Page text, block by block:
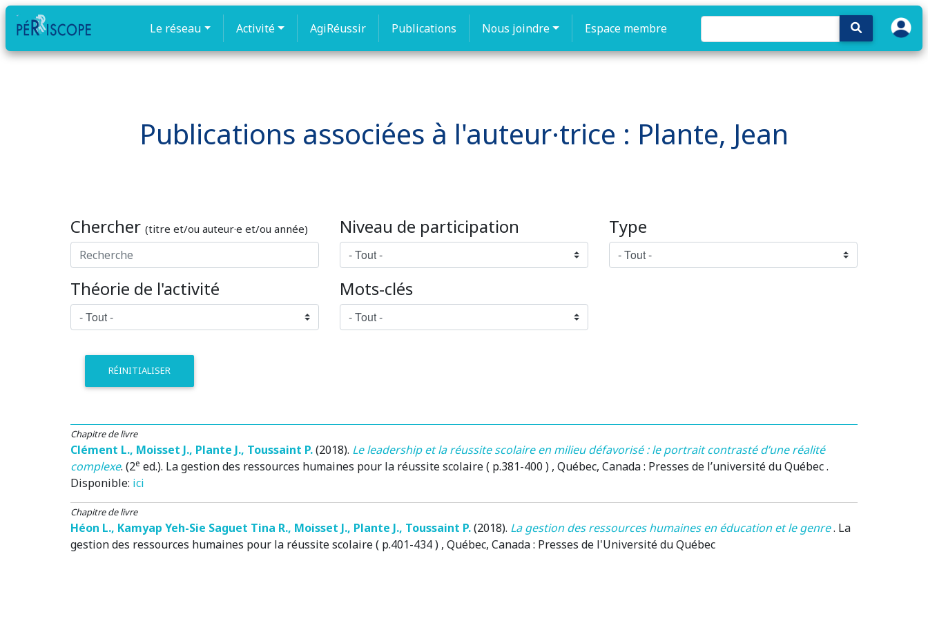
Le réseau Activité AgiRéussir Publications Nous joindre Espace membre
Publications associées à l'auteur·trice : Plante, Jean
Chercher (titre et/ou auteur·e et/ou année) Niveau de participation Type
Théorie de l'activité Mots-clés
RÉINITIALISER
Chapitre de livre
Clément L., Moisset J., Plante J., Toussaint P.(2018). Le leadership et la réussite scolaire en milieu défavorisé : le portrait contrasté d’une réalité
complexe. (2e ed.). La gestion des ressources humaines pour la réussite scolaire ( p.381-400 ) , Québec, Canada: Presses de l’université du Québec .
Disponible: ici
Chapitre de livre
Héon L., Kamyap Yeh-Sie Saguet Tina R., Moisset J., Plante J., Toussaint P.(2018). La gestion des ressources humaines en éducation et le genre. La
gestion des ressources humaines pour la réussite scolaire ( p.401-434 ) , Québec, Canada: Presses de l'Université du Québec